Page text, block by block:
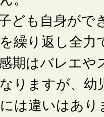
ども自身がで
繰り返し全力
期はバレエや
りますが、幼
は違いはあり